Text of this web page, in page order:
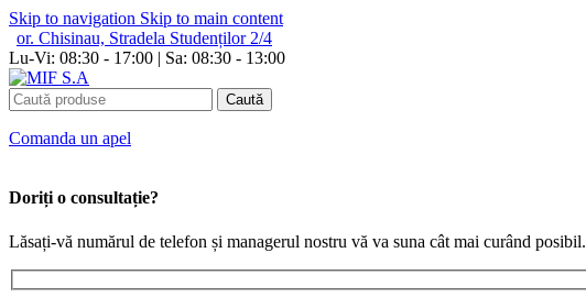
Skip to navigation Skip to main content
or. Chisinau, Stradela Studenților 2/4
Lu-Vi: 08:30 - 17:00 | Sa: 08:30 - 13:00
Caută
Сomanda un apel
Doriți o consultație?
Lăsați-vă numărul de telefon și managerul nostru vă va suna cât mai curând posibil.